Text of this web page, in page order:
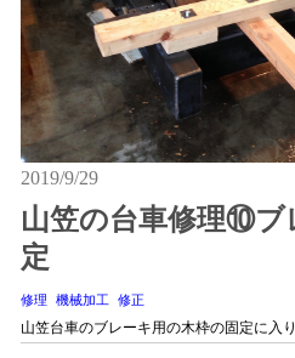
2019/9/29
山笠の台車修理⑩ブ
定
修理 機械加工 修正
山笠台車のブレーキ用の木枠の固定に入